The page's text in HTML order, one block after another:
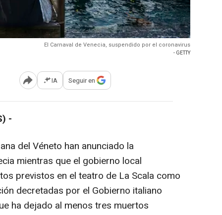
El Carnaval de Venecia, suspendido por el coronavirus
- GETTY
Abrir opciones para compartir
IA Seguir en
-
del Véneto han anunciado la
mientras que el gobierno local
previstos en el teatro de La Scala como
decretadas por el Gobierno italiano
ha dejado al menos tres muertos